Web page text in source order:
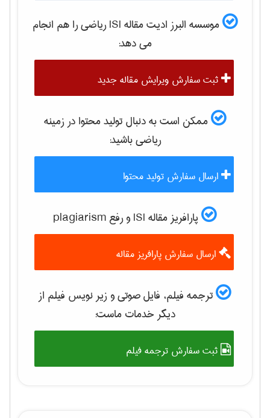
موسسه البرز ادیت مقاله ISI رياضیرا هم انجام
می دهد:
ثبت سفارش ویرایش مقاله جدید
ممکن است به دنبال تولید محتوا در زمینه
رياضیباشید:
ارسال سفارش تولید محتوا
پارافریز مقاله ISI و رفع plagiarism
ارسال سفارش پارافریز مقاله
ترجمه فیلم، فایل صوتی و زیر نویس فیلم از
دیگر خدمات ماست:
ثبت سفارش ترجمه فیلم